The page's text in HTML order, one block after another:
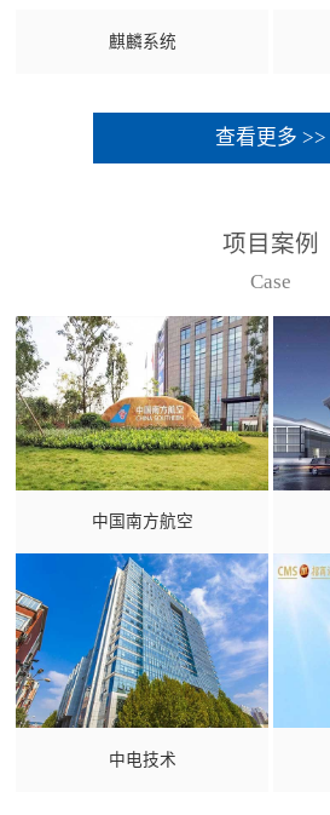
麒麟系统
查看更多 >>
项目案例
Case
中国南方航空
中电技术